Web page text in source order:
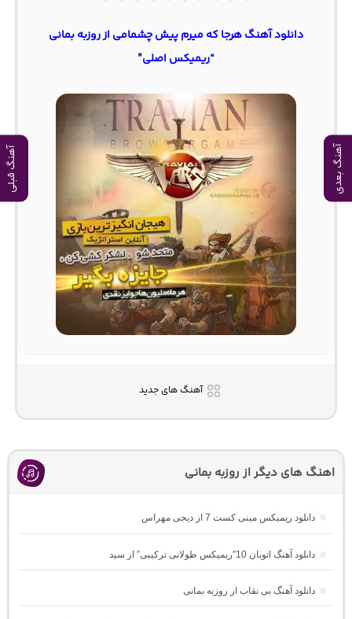
آهنگ بعدی آهنگ قبلی
دانلود آهنگ ﻫﺮﺟﺎ ﻛﻪ ﻣﻴﺮم ﭘﻴﺶ ﭼﺸﻤﺎﻣﻰ از روزبه بمانی
“ریمیکس اصلی”
آهنگ های جدید
اهنگ های دیگر از روزبه بمانی
دانلود ریمیکس مینی کست 7 از دیجی مهراس
دانلود آهنگ اتوبان 10″ریمیکس طولانی ترکیبی” از سید
دانلود آهنگ بی نقاب از روزبه بمانی